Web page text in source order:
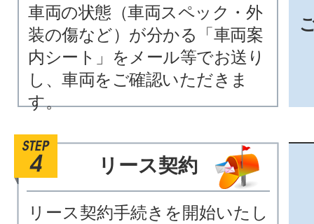
車両の状態（車両スペック・外
装の傷など）が分かる「車両案
内シート」をメール等でお送り
し、車両をご確認いただきま
す。
リース契約
リース契約手続きを開始いたし